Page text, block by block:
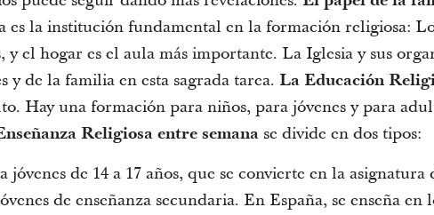
la institución fundamental en la formación religiosa:
y el hogar es el aula más importante. La Iglesia y sus
y de la familia en esta sagrada tarea. La Educación
Hay una formación para niños, para jóvenes y para
Religiosa entre semanase divide en dos tipos:
jóvenes de 14 a 17 años, que se convierte en la asignatura
de enseñanza secundaria. En España, se enseña en